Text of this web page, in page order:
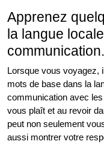
Apprenez
la langue
communication.
Lorsque vous voyagez,
mots de base dans la
communication avec
vous plaît et au revoir
peut non seulement
aussi montrer votre